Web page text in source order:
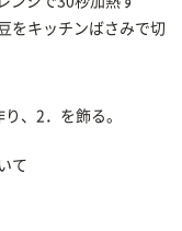
をキッチンばさみで切
、2．を飾る。
て